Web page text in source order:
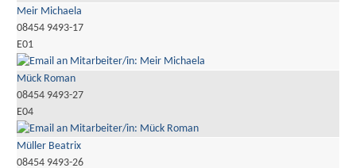
Meir Michaela
08454 9493-17
E01
Mück Roman
08454 9493-27
E04
Müller Beatrix
08454 9493-26